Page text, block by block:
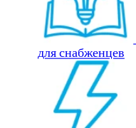
для снабженцев